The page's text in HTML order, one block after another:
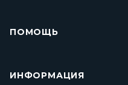
ПОМОЩЬ
ИНФОРМАЦИЯ